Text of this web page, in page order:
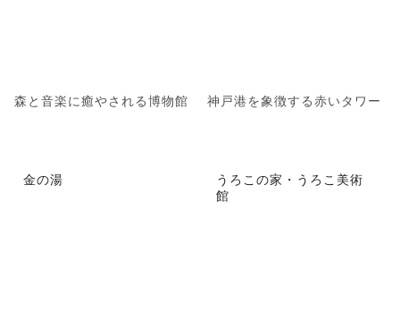
森と音楽に癒やされる博物館 神戸港を象徴する赤いタワー
金の湯
うろこの家・うろこ美術
館